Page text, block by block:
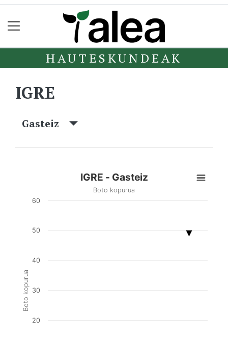
HAUTESKUNDEAK
IGRE
Gasteiz
Boto kopurua
IGRE - Gasteiz
Boto kopurua
20
30
40
50
60